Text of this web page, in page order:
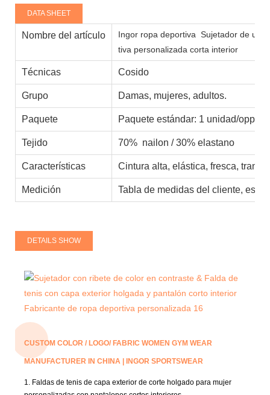
DATA SHEET
Nombre del artículo Ingor ropa deportiva Sujetador de
tiva personalizada corta interior
Técnicas Cosido
Grupo Damas, mujeres, adultos.
Paquete Paquete estándar: 1 unidad/opp
Tejido 70% nailon / 30% elastano
Características Cintura alta, elástica, fresca,
Medición Tabla de medidas del cliente,
DETAILS SHOW
CUSTOM COLOR / LOGO/ FABRIC WOMEN GYM WEAR
MANUFACTURER IN CHINA | INGOR SPORTSWEAR
1. Faldas de tenis de capa exterior de corte holgado para mujer